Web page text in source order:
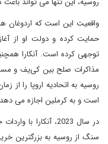
واقعیت این است که اردوغان
حمایت کرده و دولت او از
توجهی کرده است. آنکارا
مذاکرات صلح بین کی‌یف و
روسیه به اتحادیه اروپا را از
است و به کرملین اجازه می دهد
سنگ از روسیه به بزرگترین